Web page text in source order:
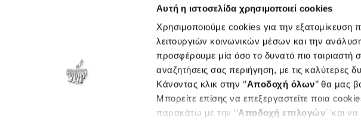
Αυτή η ιστοσελίδα χρησιμοποιεί cookies
Χρησιμοποιούμε cookies για την εξατομίκευση
λειτουργιών κοινωνικών μέσων και την
προσφέρουμε μία όσο το δυνατό πιο ταιριαστή
αναζητήσεις σας περιήγηση, με τις καλύτερες
Κάνοντας κλικ στην ‘’Αποδοχή όλων’’ θα μας
Μπορείτε επίσης να επεξεργαστείτε ποια
παρακάτω με την ‘’Αποδοχή επιλογών΄΄και